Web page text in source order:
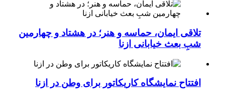
تلاقی ایمان، حماسه و هنر؛ در هشتاد و چهارمین
شبِ بعث خیابانی ازنا
افتتاح نمایشگاه کاریکاتور برای وطن در ازنا